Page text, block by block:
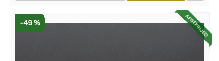
AFGEPRIJSD
-49 %